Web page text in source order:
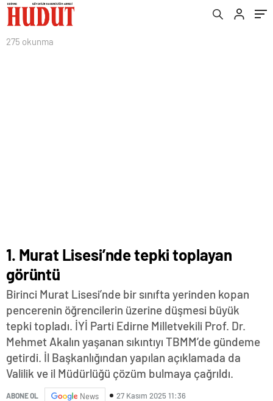
275 okunma
1. Murat Lisesi’nde tepki toplayan
görüntü
Birinci Murat Lisesi’nde bir sınıfta yerinden kopan
pencerenin öğrencilerin üzerine düşmesi büyük
tepki topladı. İYİ Parti Edirne Milletvekili Prof. Dr.
Mehmet Akalın yaşanan sıkıntıyı TBMM’de gündeme
getirdi. İl Başkanlığından yapılan açıklamada da
Valilik ve il Müdürlüğü çözüm bulmaya çağrıldı.
ABONE OL News 27 Kasım 2025 11:36